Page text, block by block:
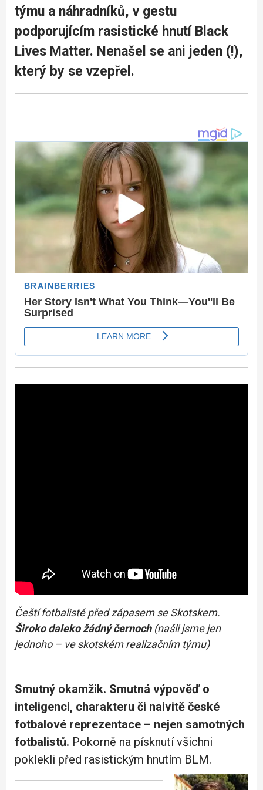
týmu a náhradníků, v gestu
podporujícím rasistické hnutí Black
Lives Matter. Nenašel se ani jeden (!),
který by se vzepřel.
Čeští fotbalisté před zápasem se Skotskem.
Široko daleko žádný černoch(našli jsme jen
jednoho – ve skotském realizačním týmu)
Smutný okamžik. Smutná výpověď o
inteligenci, charakteru či naivitě české
fotbalové reprezentace – nejen samotných
fotbalistů. Pokorně na písknutí všichni
poklekli před rasistickým hnutím BLM.